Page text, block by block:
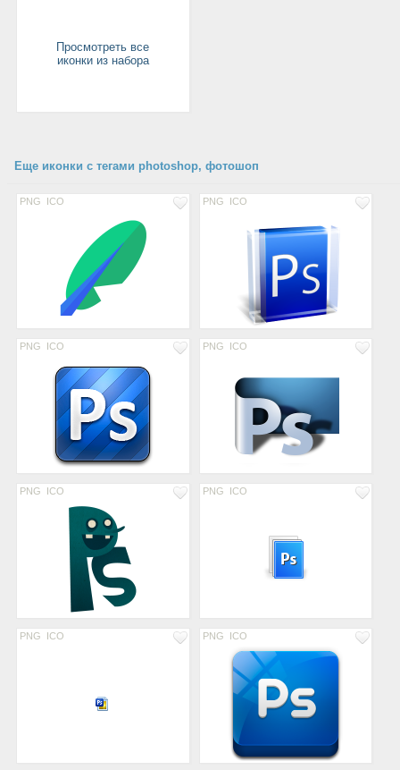
Просмотреть все
иконки из набора
Еще иконки с тегами photoshop, фотошоп
PNG ICO PNG ICO
PNG ICO PNG ICO
PNG ICO PNG ICO
PNG ICO PNG ICO